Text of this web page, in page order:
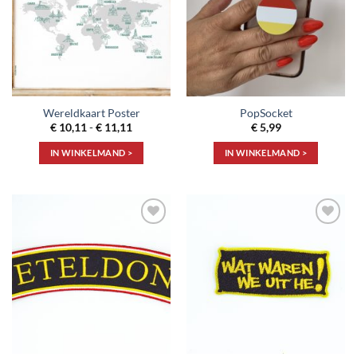
Wereldkaart Poster
€ 10,11-€ 11,11
€ 11,11
IN WINKELMAND >
Deze
optie
kan
PopSocket
€5,99
IN WINKELMAND >
aan
verlanglijst
verlanglijst